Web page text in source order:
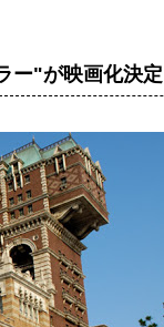
ー"が映画化決定